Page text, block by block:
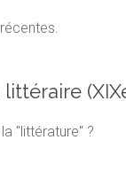
"littérature" ?